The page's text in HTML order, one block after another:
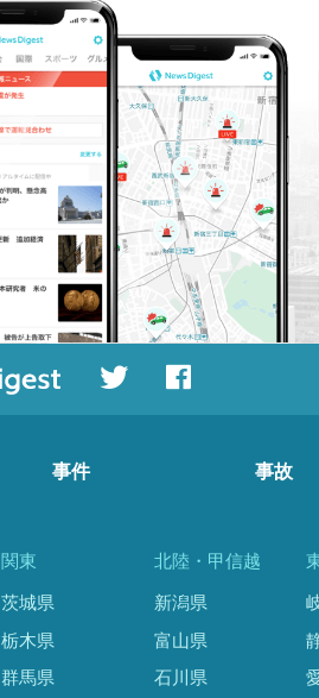
事件 事故
関東
茨城県
栃木県
群馬県
北陸・甲信越
新潟県
富山県
石川県